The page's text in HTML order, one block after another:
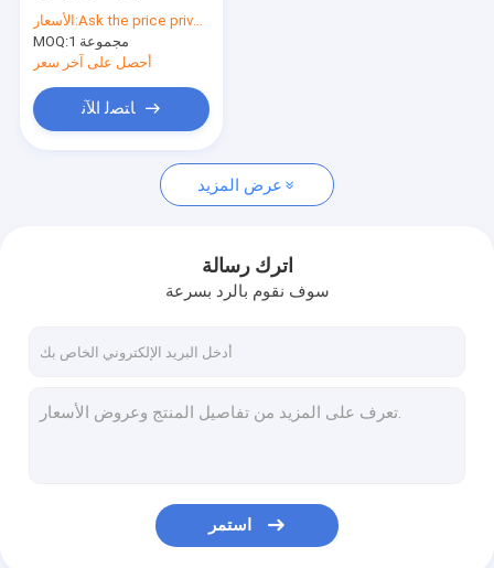
الأسعار:Ask the price privately
MOQ:
1 مجموعة
أحصل على آخر سعر
ﺎﺘﺼﻟ ﺍﻶﻧ
عرض المزيد
اترك رسالة
سوف نقوم بالرد بسرعة
استمر